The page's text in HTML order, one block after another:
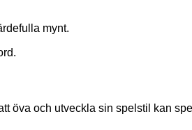
mynt.
öva och utveckla sin spelstil kan